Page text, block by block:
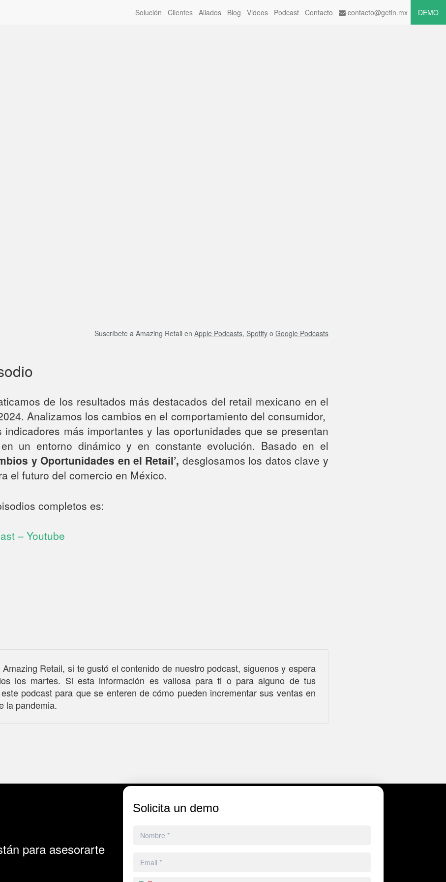
Solución Clientes Aliados Blog Videos Podcast Contacto contacto@getin.mx DEMO
Suscríbete a Amazing Retail en Apple Podcasts, Spotifyo Google Podcasts
de los resultados más destacados del retail mexicano en el
Analizamos los cambios en el comportamiento del consumidor,
más importantes y las oportunidades que se presentan
un entorno dinámico y en constante evolución. Basado en el
y Oportunidades en el Retail’, desglosamos los datos clave y
el futuro del comercio en México.
completos es:
– Youtube
Retail, si te gustó el contenido de nuestro podcast, siguenos y espera
los martes. Si esta información es valiosa para ti o para alguno de tus
podcast para que se enteren de cómo pueden incrementar sus ventas en
la pandemia.
para asesorarte
Solicita un demo